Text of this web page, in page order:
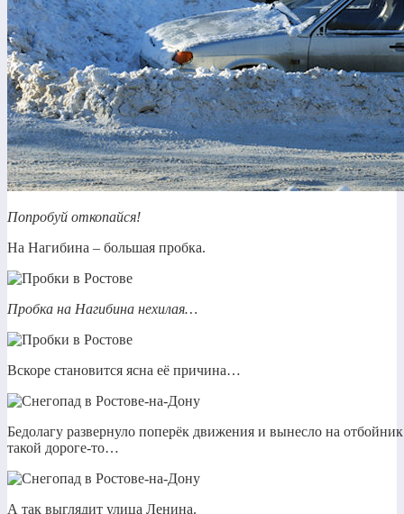
Попробуй откопайся!
На Нагибина – большая пробка.
Пробка на Нагибина нехилая…
Вскоре становится ясна её причина…
Бедолагу развернуло поперёк движения и вынесло на
такой дороге-то…
А так выглядит улица Ленина.